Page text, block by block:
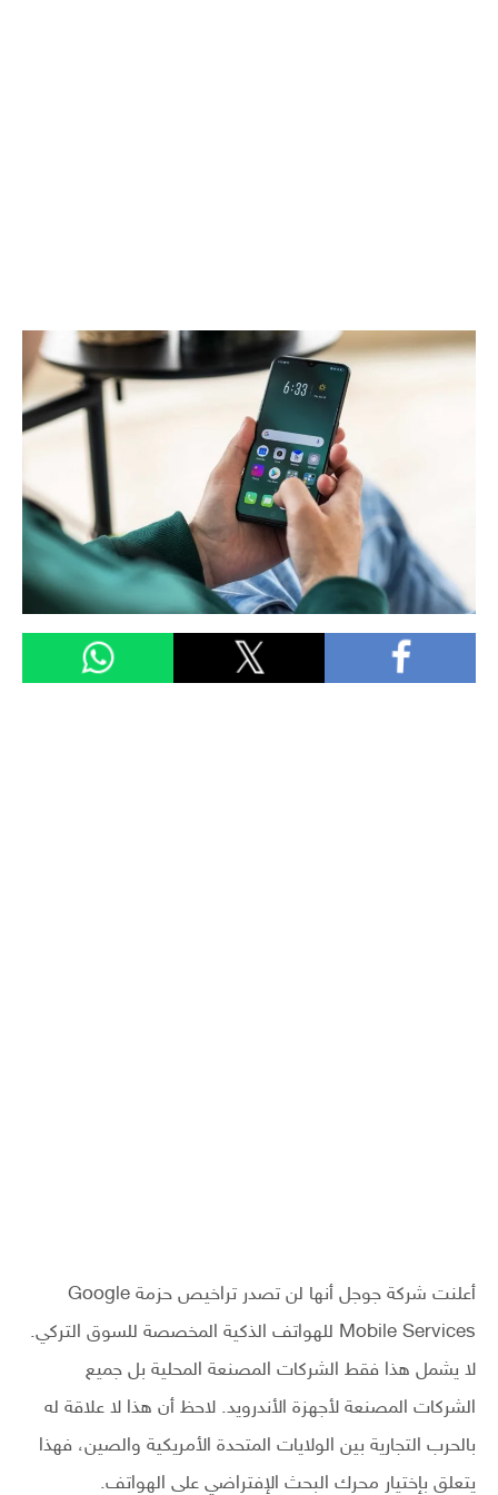
أعلنت شركة جوجل أنها لن تصدر تراخيص حزمة Google
Mobile Services للهواتف الذكية المخصصة للسوق التركي.
لا يشمل هذا فقط الشركات المصنعة المحلية بل جميع
الشركات المصنعة لأجهزة الأندرويد. لاحظ أن هذا لا علاقة له
بالحرب التجارية بين الولايات المتحدة الأمريكية والصين، فهذا
يتعلق بإختيار محرك البحث الإفتراضي على الهواتف.